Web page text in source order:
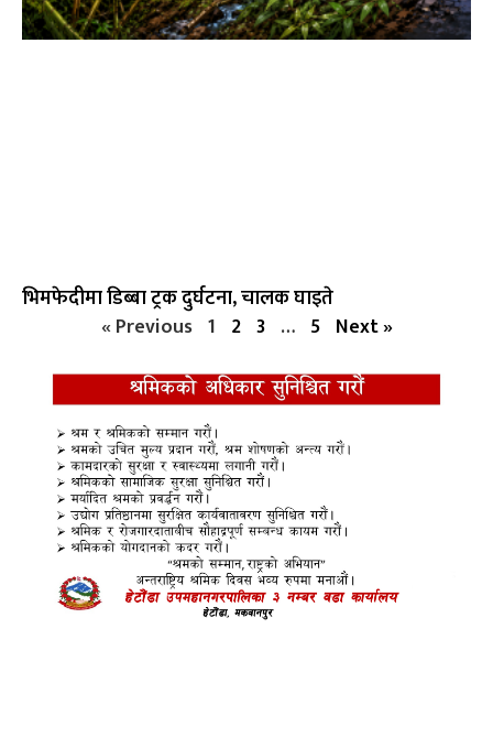
भिमफेदीमा डिब्बा ट्रक दुर्घटना, चालक घाइते
« Previous 1 2 3 … 5 Next »